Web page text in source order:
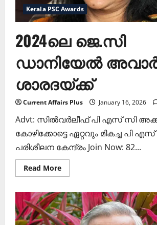
Kerala PSC Awards
2024ലെ ജെ.സി
ഡാനിയേല്‍
ശാരദയ്ക്ക്
Current Affairs Plus January 16, 2026
Advt: സില്‍വര്‍ലീഫ് പി എസ് സി
കോഴിക്കോട്ടെ ഏറ്റവും മികച്ച പി എസ്
പരിശീലന കേന്ദ്രം Join Now: 82...
Read MoreRead
more
ജെ.സി
ഡാനിയേല്‍
അവാര്‍ഡ്
ശാരദയ്ക്ക്